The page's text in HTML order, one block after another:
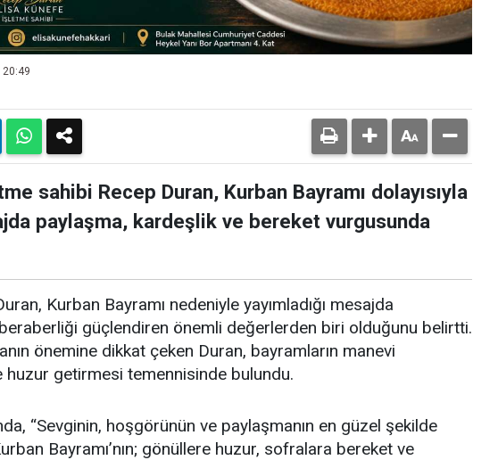
20:49
sahibi Recep Duran, Kurban Bayramı dolayısıyla
paylaşma, kardeşlik ve bereket vurgusunda
Kurban Bayramı nedeniyle yayımladığı mesajda
güçlendiren önemli değerlerden biri olduğunu belirtti.
önemine dikkat çeken Duran, bayramların manevi
getirmesi temennisinde bulundu.
“Sevginin, hoşgörünün ve paylaşmanın en güzel şekilde
Bayramı’nın; gönüllere huzur, sofralara bereket ve